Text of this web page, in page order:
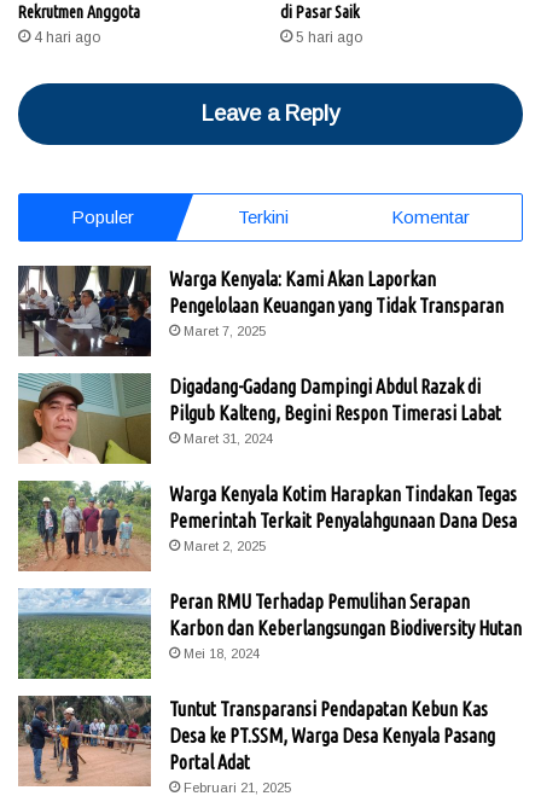
Rekrutmen Anggota
4 hari ago
di Pasar Saik
5 hari ago
Leave a Reply
Populer Terkini Komentar
Warga Kenyala: Kami Akan Laporkan
Pengelolaan Keuangan yang Tidak Transparan
Maret 7, 2025
Digadang-Gadang Dampingi Abdul Razak di
Pilgub Kalteng, Begini Respon Timerasi Labat
Maret 31, 2024
Warga Kenyala Kotim Harapkan Tindakan Tegas
Pemerintah Terkait Penyalahgunaan Dana Desa
Maret 2, 2025
Peran RMU Terhadap Pemulihan Serapan
Karbon dan Keberlangsungan Biodiversity Hutan
Mei 18, 2024
Tuntut Transparansi Pendapatan Kebun Kas
Desa ke PT.SSM, Warga Desa Kenyala Pasang
Portal Adat
Februari 21, 2025